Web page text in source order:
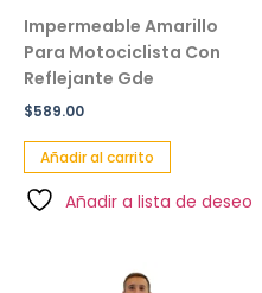
Impermeable Amarillo
Para Motociclista Con
Reflejante Gde
$589.00
Añadir al carrito
Añadir a lista de deseo